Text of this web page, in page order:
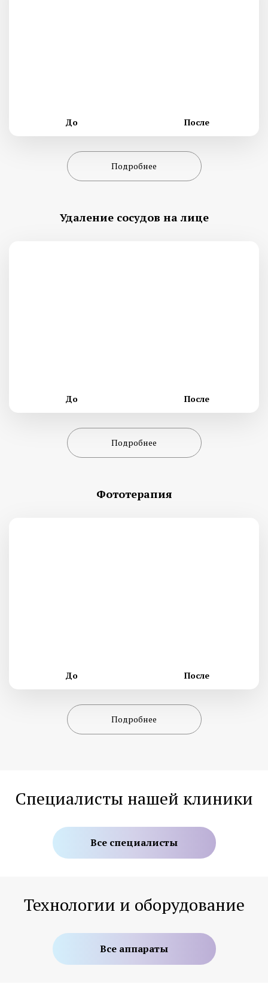
До После
Подробнее
Удаление сосудов на лице
До После
Подробнее
Фототерапия
До После
Подробнее
Специалисты нашей клиники
Все специалисты
Технологии и оборудование
Все аппараты